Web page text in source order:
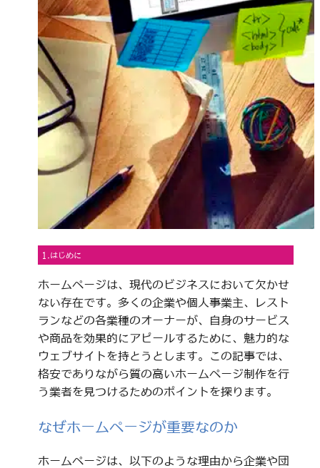
1.はじめに
ホームページは、現代のビジネスにおいて欠かせ
ない存在です。多くの企業や個人事業主、レスト
ランなどの各業種のオーナーが、自身のサービス
や商品を効果的にアピールするために、魅力的な
ウェブサイトを持とうとします。この記事では、
格安でありながら質の高いホームページ制作を行
う業者を見つけるためのポイントを探ります。
なぜホームページが重要なのか
ホームページは、以下のような理由から企業や団